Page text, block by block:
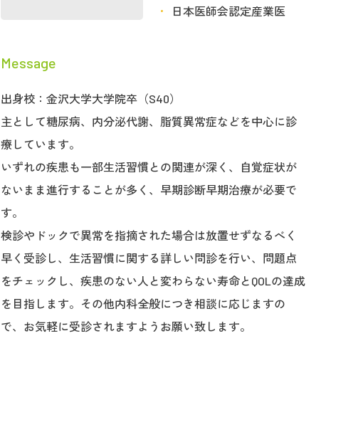
日本医師会認定産業医
Message
出身校：金沢大学大学院卒（S40）
主として糖尿病、内分泌代謝、脂質異常症などを中心に診
療しています。
いずれの疾患も一部生活習慣との関連が深く、自覚症状が
ないまま進行することが多く、早期診断早期治療が必要で
す。
検診やドックで異常を指摘された場合は放置せずなるべく
早く受診し、生活習慣に関する詳しい問診を行い、問題点
をチェックし、疾患のない人と変わらない寿命とQOLの達成
を目指します。その他内科全般につき相談に応じますの
で、お気軽に受診されますようお願い致します。